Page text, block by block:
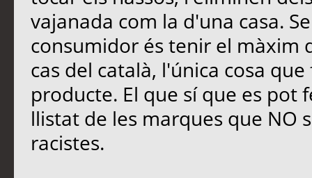
vajanada com la d'una casa.
consumidor és tenir el màxim
cas del català, l'única cosa
producte. El que sí que es pot
llistat de les marques que NO
racistes.